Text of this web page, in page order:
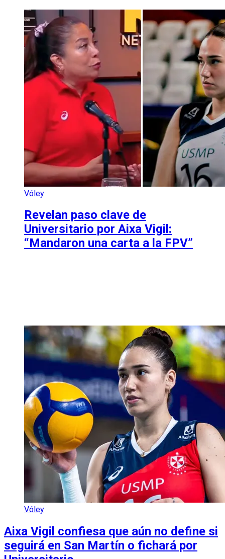
Vóley
Revelan paso clave de
Universitario por Aixa Vigil:
“Mandaron una carta a la FPV”
Vóley
Aixa Vigil confiesa que aún no define si
seguirá en San Martín o fichará por